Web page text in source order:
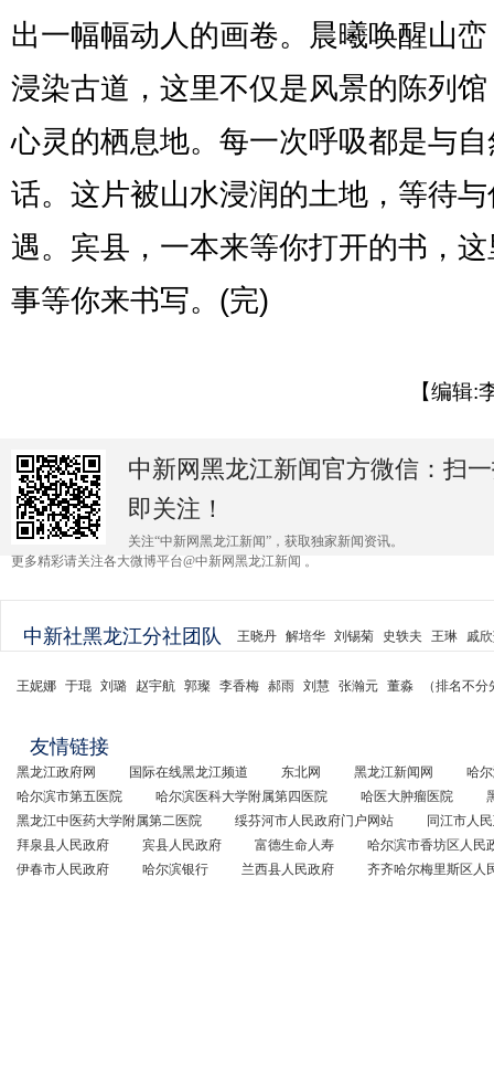
出一幅幅动人的画卷。晨曦唤醒山
浸染古道，这里不仅是风景的陈列
心灵的栖息地。每一次呼吸都是与
话。这片被山水浸润的土地，等待
遇。宾县，一本来等你打开的书，
事等你来书写。(完)
【编辑:
中新网黑龙江新闻官方微信：扫
即关注！
关注“中新网黑龙江新闻”，获取独家新闻资讯。
更多精彩请关注各大微博平台@中新网黑龙江新闻 。
中新社黑龙江分社团队 王晓丹 解培华 刘锡菊 史轶夫 王琳 戚
王妮娜 于琨 刘璐 赵宇航 郭璨 李香梅 郝雨 刘慧 张瀚元 董淼 （排名不
友情链接
黑龙江政府网 国际在线黑龙江频道 东北网 黑龙江新闻网
哈
哈尔滨市第五医院
哈尔滨医科大学附属第四医院 哈医大肿瘤医院
黑龙江中医药大学附属第二医院
绥芬河市人民政府门户网站
同江市人
拜泉县人民政府
宾县人民政府 富德生命人寿
哈尔滨市香坊区人民
伊春市人民政府
哈尔滨银行 兰西县人民政府 齐齐哈尔梅里斯区人